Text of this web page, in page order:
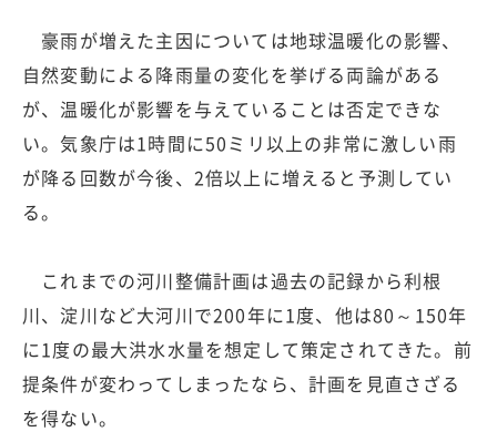
豪雨が増えた主因については地球温暖化の影響、
自然変動による降雨量の変化を挙げる両論がある
が、温暖化が影響を与えていることは否定できな
い。気象庁は1時間に50ミリ以上の非常に激しい雨
が降る回数が今後、2倍以上に増えると予測してい
る。
これまでの河川整備計画は過去の記録から利根
川、淀川など大河川で200年に1度、他は80～150年
に1度の最大洪水水量を想定して策定されてきた。前
提条件が変わってしまったなら、計画を見直さざる
を得ない。